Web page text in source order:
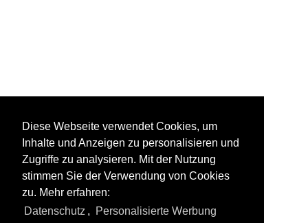
Diese Webseite verwendet Cookies, um
Inhalte und Anzeigen zu personalisieren und
Zugriffe zu analysieren. Mit der Nutzung
stimmen Sie der Verwendung von Cookies
zu. Mehr erfahren:
Datenschutz , Personalisierte Werbung